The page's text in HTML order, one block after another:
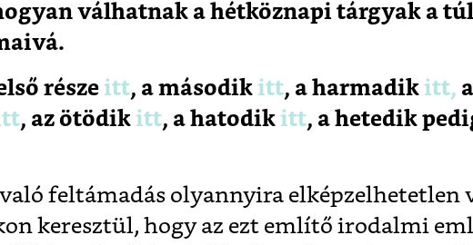
válhatnak a hétköznapi tárgyak a
része itt, a második itt, a harmadik itt, a
, az ötödik itt, a hatodik itt, a hetedik
feltámadás olyannyira elképzelhetetlen
keresztül, hogy az ezt említő irodalmi